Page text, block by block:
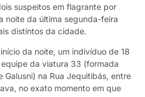
suspeitos em flagrante por
noite da última segunda-feira
distintos da cidade.
da noite, um indivíduo de 18
da viatura 33 (formada
Galusni) na Rua Jequitibás, entre
no exato momento em que